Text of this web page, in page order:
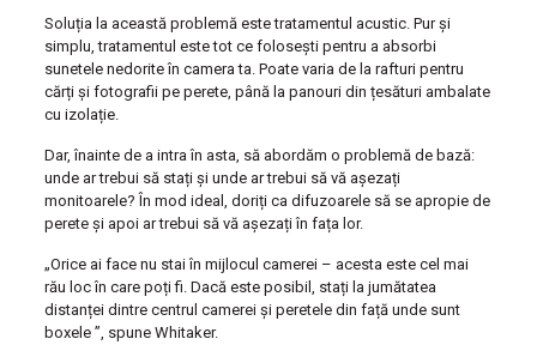
Soluția la această problemă este tratamentul acustic. Pur și
simplu, tratamentul este tot ce folosești pentru a absorbi
sunetele nedorite în camera ta. Poate varia de la rafturi pentru
cărți și fotografii pe perete, până la panouri din țesături ambalate
cu izolație.
Dar, înainte de a intra în asta, să abordăm o problemă de bază:
unde ar trebui să stați și unde ar trebui să vă așezați
monitoarele? În mod ideal, doriți ca difuzoarele să se apropie de
perete și apoi ar trebui să vă așezați în fața lor.
„Orice ai face nu stai în mijlocul camerei – acesta este cel mai
rău loc în care poți fi. Dacă este posibil, stați la jumătatea
distanței dintre centrul camerei și peretele din față unde sunt
boxele ”, spune Whitaker.